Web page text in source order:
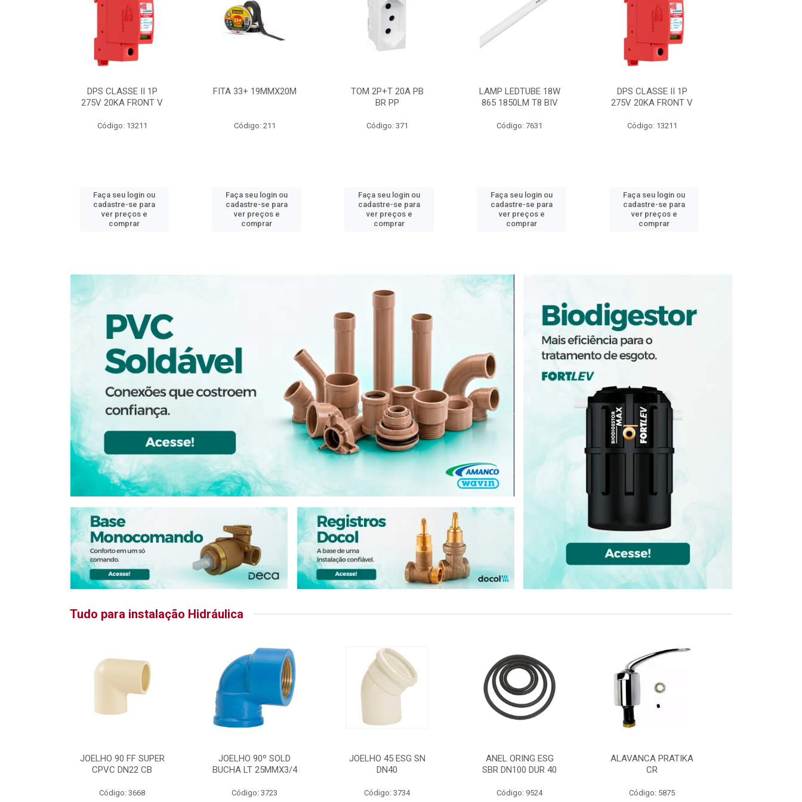
DPS CLASSE II 1P
275V 20KA FRONT V
Código: 13211
Faça seu login ou
cadastre-se para
ver preços e
comprar
FITA 33+ 19MMX20M
Código: 211
Faça seu login ou
cadastre-se para
ver preços e
comprar
TOM 2P+T 20A PB
BR PP
Código: 371
Faça seu login ou
cadastre-se para
ver preços e
comprar
LAMP LEDTUBE 18W
865 1850LM T8 BIV
Código: 7631
Faça seu login ou
cadastre-se para
ver preços e
comprar
DPS CLASSE II 1P
275V 20KA FRONT V
Código: 13211
Faça seu login ou
cadastre-se para
ver preços e
comprar
Tudo para instalação Hidráulica
JOELHO 90 FF SUPER
CPVC DN22 CB
Código: 3668
JOELHO 90º SOLD
BUCHA LT 25MMX3/4
Código: 3723
JOELHO 45 ESG SN
DN40
Código: 3734
ANEL ORING ESG
SBR DN100 DUR 40
Código: 9524
ALAVANCA PRATIKA
CR
Código: 5875